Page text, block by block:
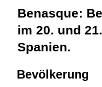
Benasque:
im 20. und
Spanien.
Bevölkerung